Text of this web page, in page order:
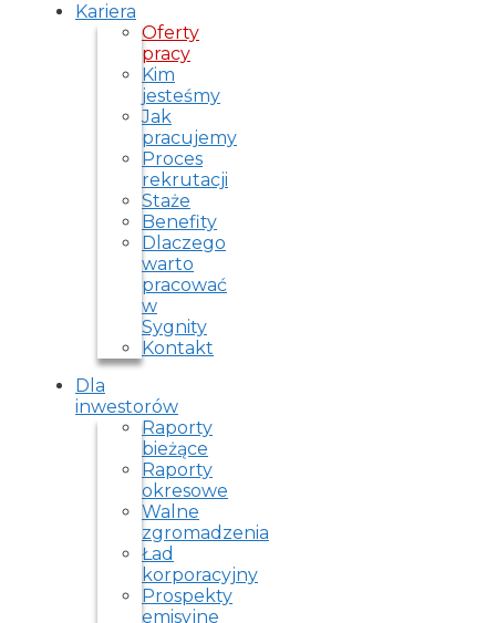
Kariera
Oferty
pracy
Kim
jesteśmy
Jak
pracujemy
Proces
rekrutacji
Staże
Benefity
Dlaczego
warto
pracować
w
Sygnity
Kontakt
Dla
inwestorów
Raporty
bieżące
Raporty
okresowe
Walne
zgromadzenia
Ład
korporacyjny
Prospekty
emisyjne